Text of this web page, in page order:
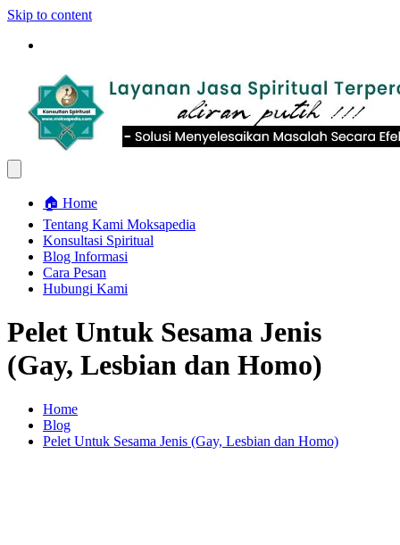
Skip to content
🏠 Home
Tentang Kami Moksapedia
Konsultasi Spiritual
Blog Informasi
Cara Pesan
Hubungi Kami
Pelet Untuk Sesama Jenis
(Gay, Lesbian dan Homo)
Home
Blog
Pelet Untuk Sesama Jenis (Gay, Lesbian dan Homo)